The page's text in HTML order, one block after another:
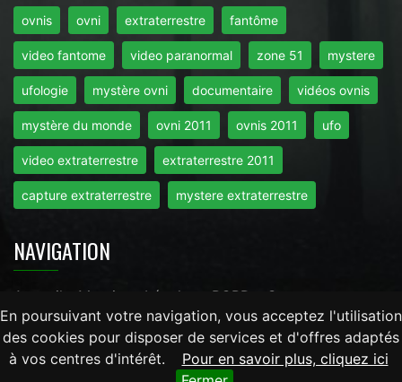
En poursuivant votre navigation, vous acceptez l'utilisation
des cookies pour disposer de services et d'offres adaptés
à vos centres d'intérêt.
Pour en savoir plus, cliquez ici
ovnis ovni extraterrestre fantôme
video fantome video paranormal zone 51 mystere
ufologie mystère ovni documentaire vidéos ovnis
mystère du monde ovni 2011 ovnis 2011 ufo
video extraterrestre extraterrestre 2011
capture extraterrestre mystere extraterrestre
NAVIGATION
Accueil Mentions Légales RGPD Contact
Tout droits réservés © 2026 - Mysteredumonde.com -